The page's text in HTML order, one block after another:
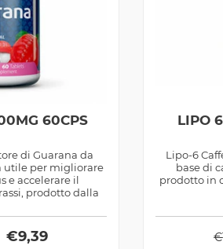
60CPS
di Guarana da
utile per migliorare
e accelerare il
prodotto dalla
€9,39
LIPO
Lipo-6
base di
prodotto in
€